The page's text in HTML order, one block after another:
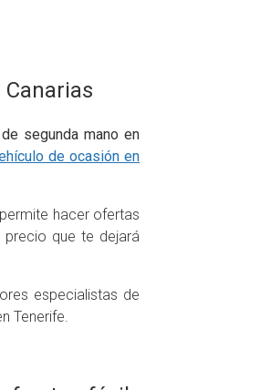
segunda mano en
de ocasión en
hacer ofertas
que te dejará
especialistas de
Tenerife.